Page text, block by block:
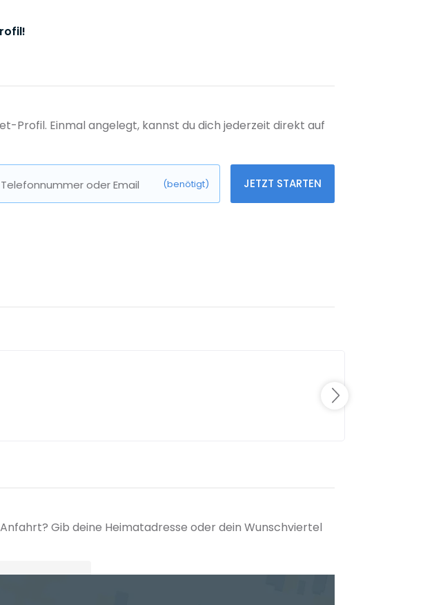
Profil. Einmal angelegt, kannst du dich jederzeit direkt auf
Telefonnummer oder Email (benötigt) JETZT STARTEN
Gib deine Heimatadresse oder dein Wunschviertel